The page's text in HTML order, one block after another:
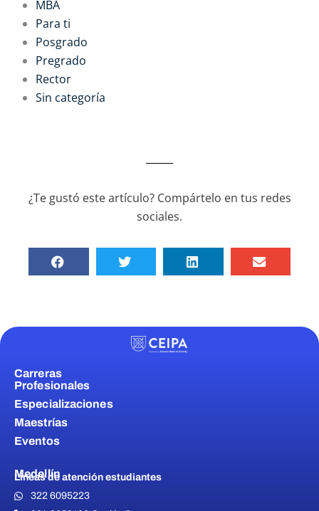
MBA
Para ti
Posgrado
Pregrado
Rector
Sin categoría
¿Te gustó este artículo? Compártelo en tus redes
sociales.
Carreras
Profesionales
Especializaciones
Maestrías
Eventos
Medellín
Líneas de atención estudiantes
322 6095223